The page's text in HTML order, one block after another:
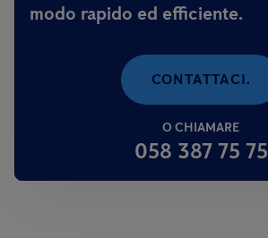
modo rapido ed efficiente.
CONTATTACI.
O CHIAMARE
058 387 75 75